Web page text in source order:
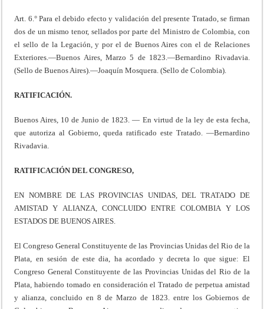
Art. 6.° Para el debido efecto y validación del pre­sente Tratado, se firman
dos de un mismo tenor, sellados por parte del Ministro de Colombia, con
el sello de la Legación, y por el de Buenos Aires con el de Relaciones
Exteriores.—Buenos Aires, Marzo 5 de 1823.—Bernardino Rivadavia.
(Sello de Buenos Aires).—Joaquín Mosquera. (Sello de Colombia).
RATIFICACIÓN.
Buenos Aires, 10 de Junio de 1823. — En virtud de la ley de esta fecha,
que autoriza al Gobierno, queda ratifi­cado este Tratado. —Bernardino
Rivadavia.
RATIFICACIÓN DEL CONGRESO,
EN NOMBRE DE LAS PROVINCIAS UNIDAS, DEL TRATADO DE
AMISTAD Y ALIANZA, CONCLUIDO ENTRE COLOMBIA Y LOS
ESTADOS DE BUENOS AIRES.
El Congreso General Constituyente de las Provincias Unidas del Rio de la
Plata, en sesión de este dia, ha acordado y decreta lo que sigue: El
Congreso General Constituyente de las Provincias Unidas del Rio de la
Plata, habiendo tomado en consideración el Tratado de perpetua amistad
y alianza, concluido en 8 de Marzo de 1823. entre los Gobiernos de